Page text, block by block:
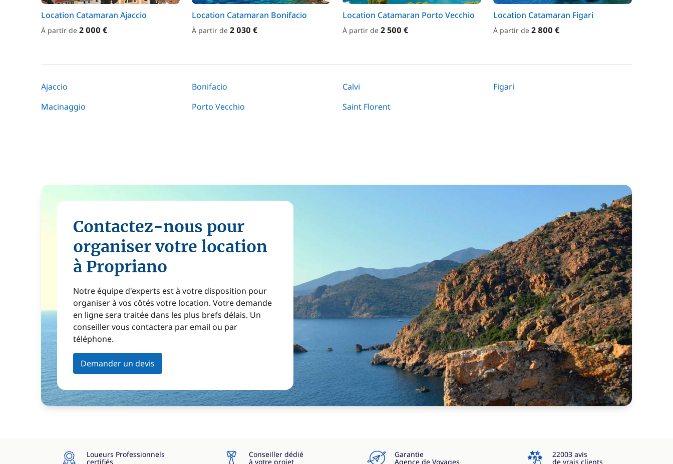
Location Catamaran Ajaccio
À partir de 2 000 €
Location Catamaran Bonifacio
À partir de 2 030 €
Location Catamaran Porto Vecchio
À partir de 2 500 €
Location Catamaran Figari
À partir de 2 800 €
Ajaccio Bonifacio Calvi
Figari
Macinaggio
Porto Vecchio Saint Florent
Contactez-nous pour
organiser votre location
à Propriano
Notre équipe d'experts est à votre disposition pour
organiser à vos côtés votre location. Votre demande
en ligne sera traitée dans les plus brefs délais. Un
conseiller vous contactera par email ou par
téléphone.
Demander un devis
Loueurs Professionnels
certifiés
Conseiller dédié
à votre projet
Garantie
Agence de Voyages
4.3
22003 avis
de vrais clients